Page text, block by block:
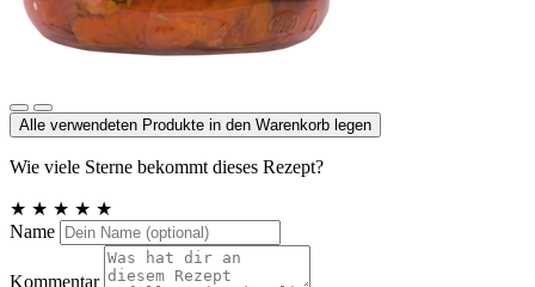
Alle verwendeten Produkte in den Warenkorb legen
Wie viele Sterne bekommt dieses Rezept?
★ ★ ★ ★ ★
Name
Kommentar